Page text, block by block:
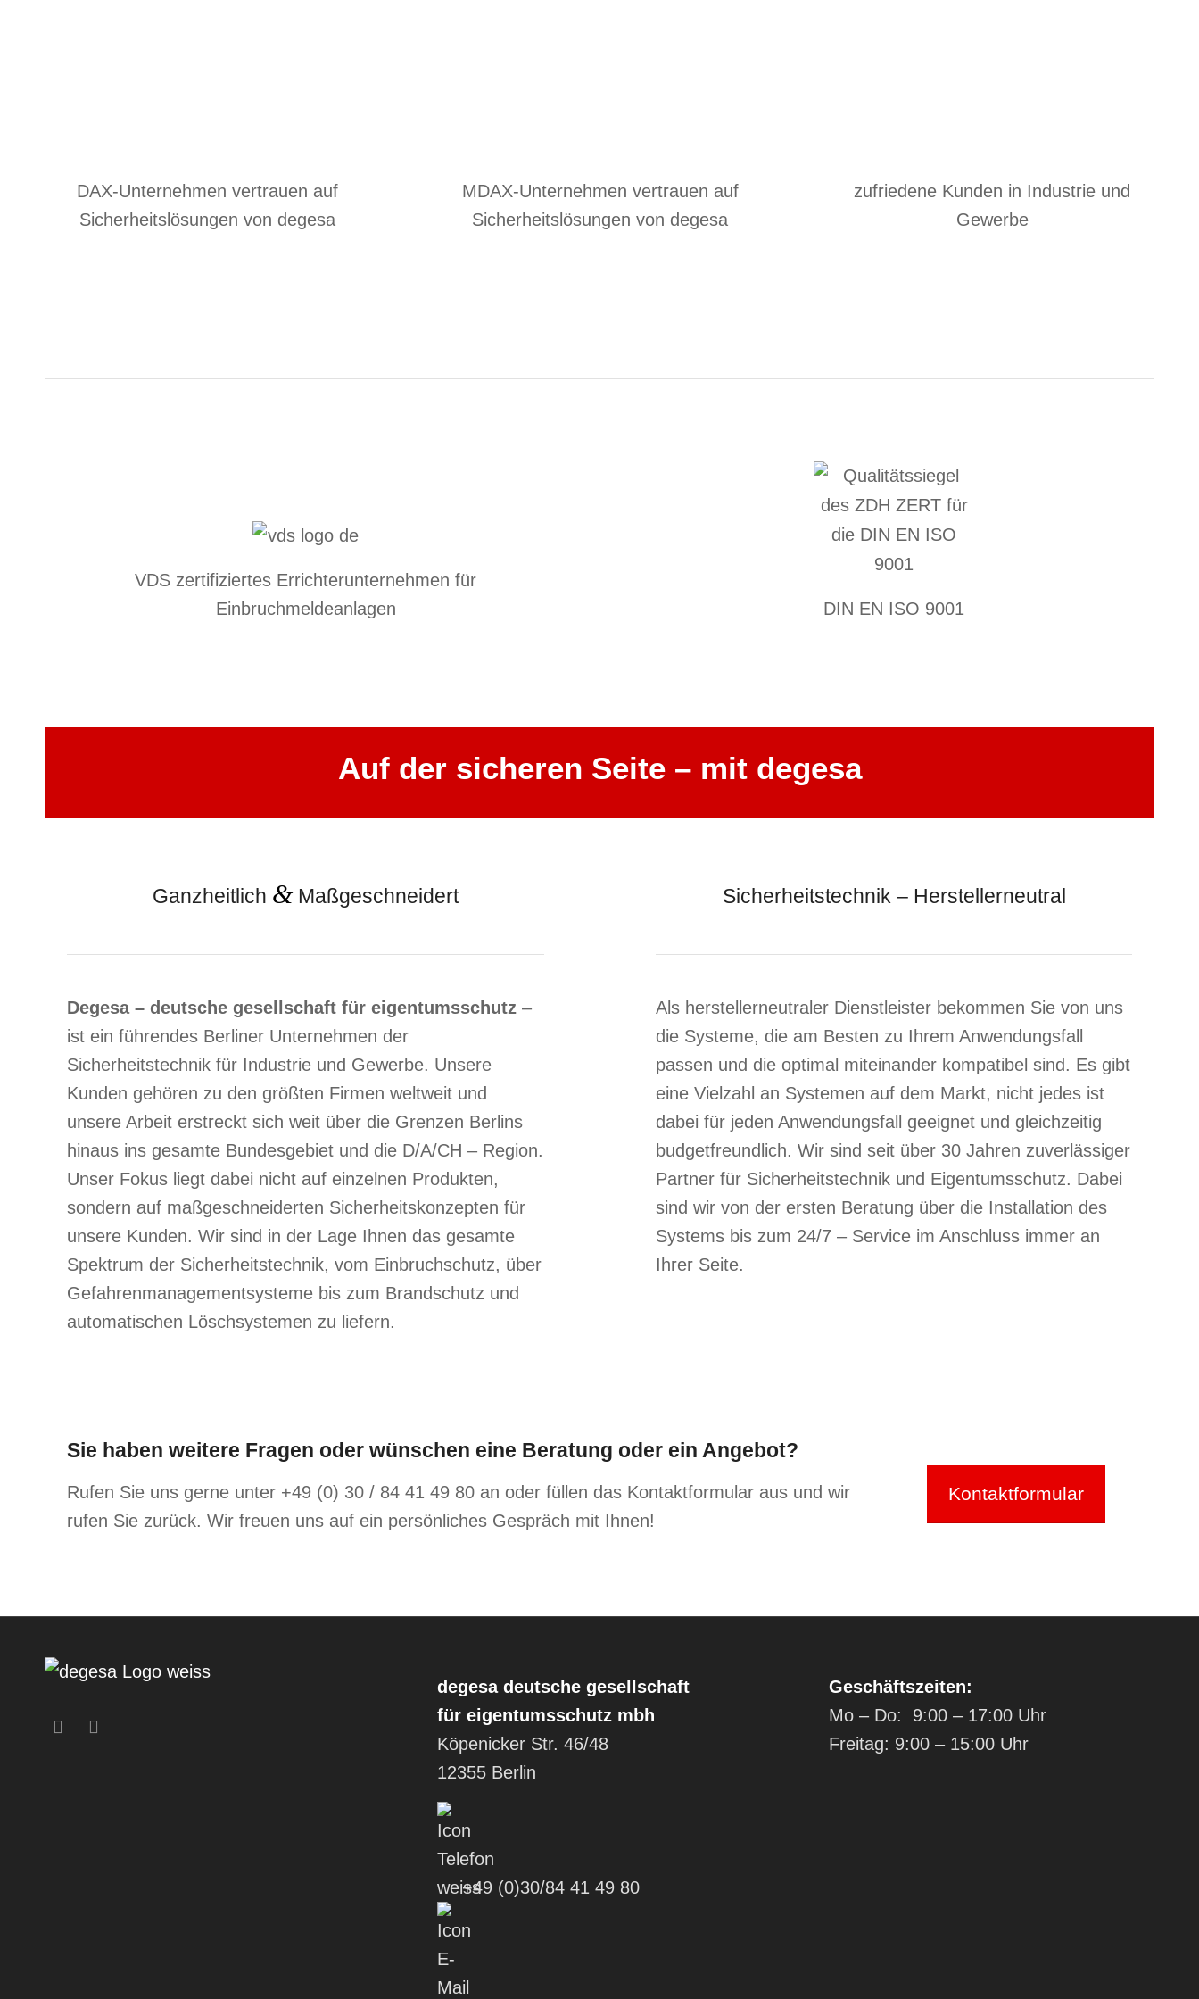
DAX-Unternehmen vertrauen auf
Sicherheitslösungen von degesa
MDAX-Unternehmen vertrauen auf
Sicherheitslösungen von degesa
zufriedene Kunden in Industrie und
Gewerbe
VDS zertifiziertes Errichterunternehmen für
Einbruchmeldeanlagen
DIN EN ISO 9001
Auf der sicheren Seite – mit degesa
Ganzheitlich &Maßgeschneidert
Degesa – deutsche gesellschaft für eigentumsschutz–
ist ein führendes Berliner Unternehmen der
Sicherheitstechnik für Industrie und Gewerbe. Unsere
Kunden gehören zu den größten Firmen weltweit und
unsere Arbeit erstreckt sich weit über die Grenzen Berlins
hinaus ins gesamte Bundesgebiet und die D/A/CH – Region.
Unser Fokus liegt dabei nicht auf einzelnen Produkten,
sondern auf maßgeschneiderten Sicherheitskonzepten für
unsere Kunden. Wir sind in der Lage Ihnen das gesamte
Spektrum der Sicherheitstechnik, vom Einbruchschutz, über
Gefahrenmanagementsysteme bis zum Brandschutz und
automatischen Löschsystemen zu liefern.
Sicherheitstechnik – Herstellerneutral
Als herstellerneutraler Dienstleister bekommen Sie von uns
die Systeme, die am Besten zu Ihrem Anwendungsfall
passen und die optimal miteinander kompatibel sind. Es gibt
eine Vielzahl an Systemen auf dem Markt, nicht jedes ist
dabei für jeden Anwendungsfall geeignet und gleichzeitig
budgetfreundlich. Wir sind seit über 30 Jahren zuverlässiger
Partner für Sicherheitstechnik und Eigentumsschutz. Dabei
sind wir von der ersten Beratung über die Installation des
Systems bis zum 24/7 – Service im Anschluss immer an
Ihrer Seite.
Sie haben weitere Fragen oder wünschen eine Beratung oder ein Angebot?
Rufen Sie uns gerne unter +49 (0) 30 / 84 41 49 80 an oder füllen das Kontaktformular aus und wir
rufen Sie zurück. Wir freuen uns auf ein persönliches Gespräch mit Ihnen!
Kontaktformular
degesa deutsche gesellschaft
für eigentumsschutz mbh
Köpenicker Str. 46/48
12355 Berlin
+49 (0)30/84 41 49 80
Geschäftszeiten:
Mo – Do: 9:00 – 17:00 Uhr
Freitag: 9:00 – 15:00 Uhr